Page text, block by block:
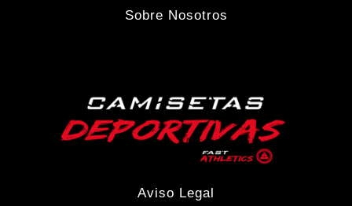
Sobre Nosotros
Aviso Legal